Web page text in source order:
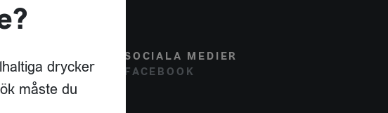
SOCIALA MEDIER
FACEBOOK
drycker
måste du